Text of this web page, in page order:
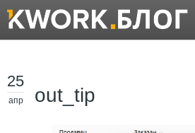
25
апр out_tip